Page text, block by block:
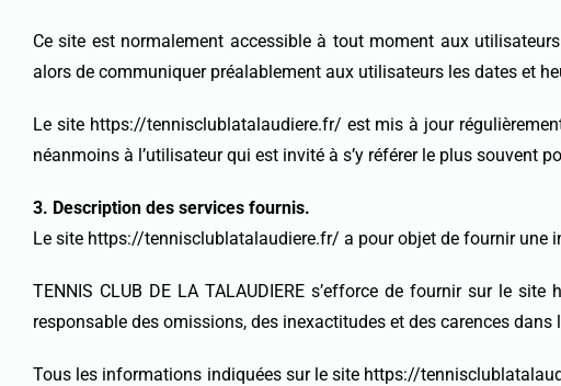
Ce site est normalement accessible à tout moment aux
alors de communiquer préalablement aux utilisateurs les dates et
Le site https://tennisclublatalaudiere.fr/ est mis à jour
néanmoins à l’utilisateur qui est invité à s’y référer le plus souvent
3. Description des services fournis.
Le site https://tennisclublatalaudiere.fr/ a pour objet de fournir une
TENNIS CLUB DE LA TALAUDIERE s’efforce de fournir sur le
responsable des omissions, des inexactitudes et des carences
Tous les informations indiquées sur le site https://